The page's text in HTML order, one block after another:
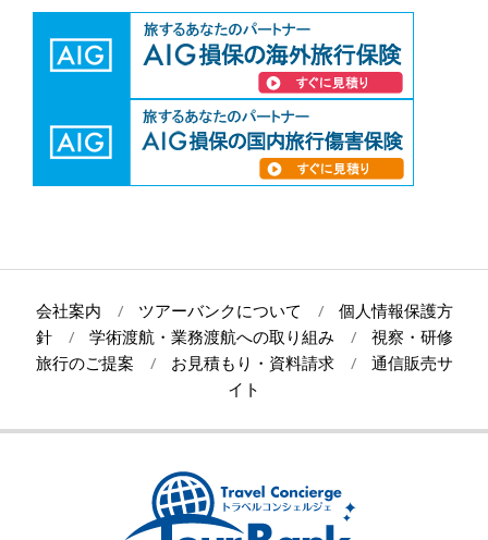
会社案内 ツアーバンクについて
個人情報保護方
針
学術渡航・業務渡航への取り組み
視察・研修
旅行のご提案
お見積もり・資料請求
通信販売サ
イト